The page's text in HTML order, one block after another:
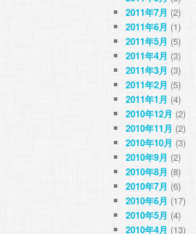
2011年7月 (2)
2011年6月 (1)
2011年5月 (5)
2011年4月 (3)
2011年3月 (3)
2011年2月 (5)
2011年1月 (4)
2010年12月 (2)
2010年11月 (2)
2010年10月 (3)
2010年9月 (2)
2010年8月 (8)
2010年7月 (6)
2010年6月 (17)
2010年5月 (4)
2010年4月 (13)